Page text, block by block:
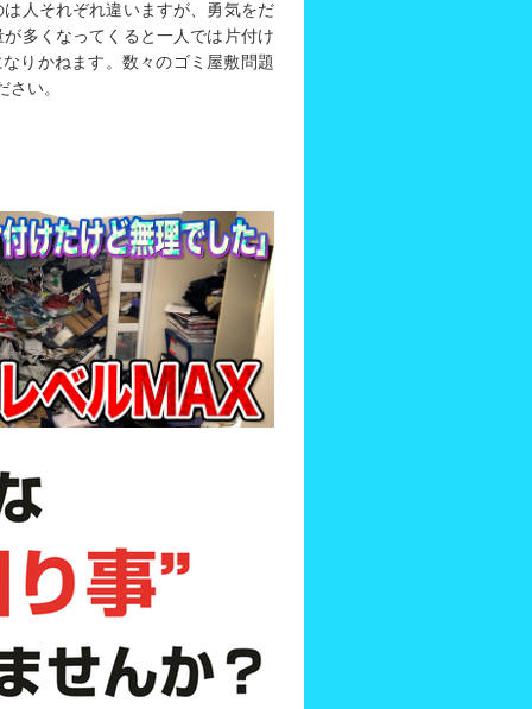
人それぞれ違いますが、勇気をだ
多くなってくると一人では片付け
りかねます。数々のゴミ屋敷問題
い。